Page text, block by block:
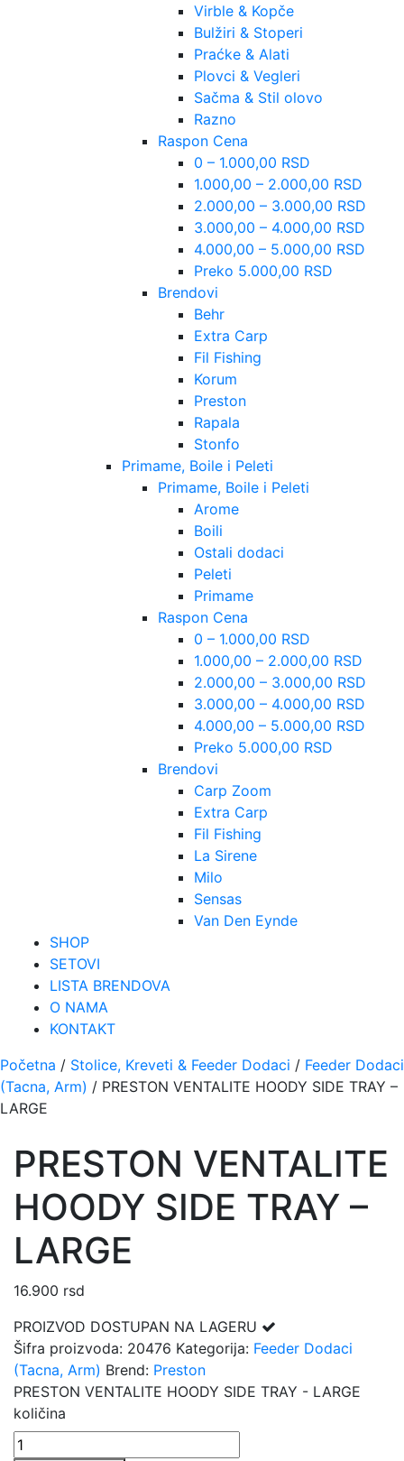
Virble & Kopče
Bulžiri & Stoperi
Praćke & Alati
Plovci & Vegleri
Sačma & Stil olovo
Razno
Raspon Cena
0 – 1.000,00 RSD
1.000,00 – 2.000,00 RSD
2.000,00 – 3.000,00 RSD
3.000,00 – 4.000,00 RSD
4.000,00 – 5.000,00 RSD
Preko 5.000,00 RSD
Brendovi
Behr
Extra Carp
Fil Fishing
Korum
Preston
Rapala
Stonfo
Primame, Boile i Peleti
Primame, Boile i Peleti
Arome
Boili
Ostali dodaci
Peleti
Primame
Raspon Cena
0 – 1.000,00 RSD
1.000,00 – 2.000,00 RSD
2.000,00 – 3.000,00 RSD
3.000,00 – 4.000,00 RSD
4.000,00 – 5.000,00 RSD
Preko 5.000,00 RSD
Brendovi
Carp Zoom
Extra Carp
Fil Fishing
La Sirene
Milo
Sensas
Van Den Eynde
SHOP
SETOVI
LISTA BRENDOVA
O NAMA
KONTAKT
Početna / Stolice, Kreveti & Feeder Dodaci / Feeder Dodaci
(Tacna, Arm) / PRESTON VENTALITE HOODY SIDE TRAY –
LARGE
PRESTON VENTALITE
HOODY SIDE TRAY –
LARGE
16.900 rsd
PROIZVOD DOSTUPAN NA LAGERU
Šifra proizvoda: 20476 Kategorija: Feeder Dodaci
(Tacna, Arm) Brend: Preston
PRESTON VENTALITE HOODY SIDE TRAY - LARGE
količina